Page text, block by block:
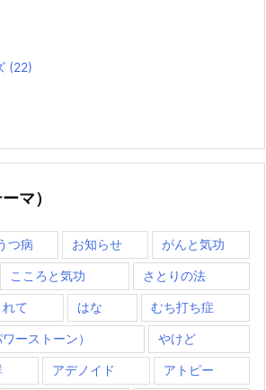
(22)
マ）
つ病 お知らせ がんと気功
こころと気功 さとりの法
て はな むち打ち症
ーストーン） やけど
アデノイド アトピー